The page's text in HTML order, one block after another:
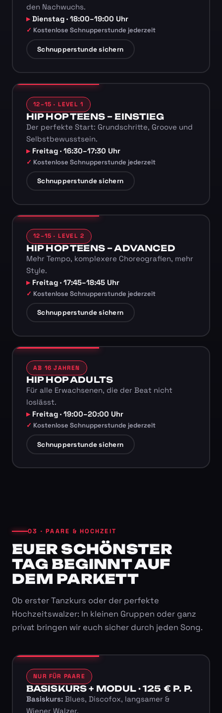
den Nachwuchs.
Dienstag · 18:00–19:00 Uhr
Kostenlose Schnupperstunde jederzeit
Schnupperstunde sichern
12–15 · LEVEL 1
HIP HOP TEENS – EINSTIEG
Der perfekte Start: Grundschritte, Groove und
Selbstbewusstsein.
Freitag · 16:30–17:30 Uhr
Kostenlose Schnupperstunde jederzeit
Schnupperstunde sichern
12–15 · LEVEL 2
HIP HOP TEENS – ADVANCED
Mehr Tempo, komplexere Choreografien, mehr
Style.
Freitag · 17:45–18:45 Uhr
Kostenlose Schnupperstunde jederzeit
Schnupperstunde sichern
AB 16 JAHREN
HIP HOP ADULTS
Für alle Erwachsenen, die der Beat nicht
loslässt.
Freitag · 19:00–20:00 Uhr
Kostenlose Schnupperstunde jederzeit
Schnupperstunde sichern
03 · PAARE & HOCHZEIT
EUER SCHÖNSTER
TAG BEGINNT AUF
DEM PARKETT
Ob erster Tanzkurs oder der perfekte
Hochzeitswalzer: In kleinen Gruppen oder ganz
privat bringen wir euch sicher durch jeden Song.
NUR FÜR PAARE
BASISKURS + MODUL · 125 € P. P.
Basiskurs:Blues, Discofox, langsamer &
Wiener Walzer.